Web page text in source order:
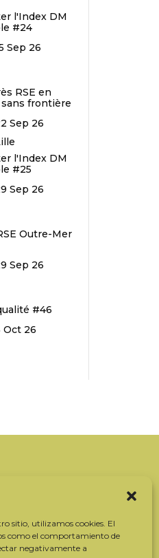
sitio, utilizamos cookies. El
como el comportamiento de
negativamente a
l'Index DM
#24
Sep 26
RSE en
frontière
Sep 26
l'Index DM
#25
Sep 26
Outre-Mer
Sep 26
#46
Oct 26